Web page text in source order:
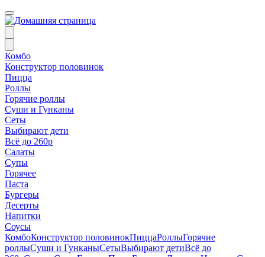
Комбо
Конструктор половинок
Пицца
Роллы
Горячие роллы
Суши и Гунканы
Сеты
Выбирают дети
Всё до 260р
Салаты
Супы
Горячее
Паста
Бургеры
Десерты
Напитки
Соусы
КомбоКонструктор половинокПиццаРоллыГорячие
роллыСуши и ГунканыСетыВыбирают детиВсё до